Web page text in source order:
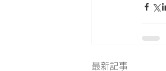
最新記事